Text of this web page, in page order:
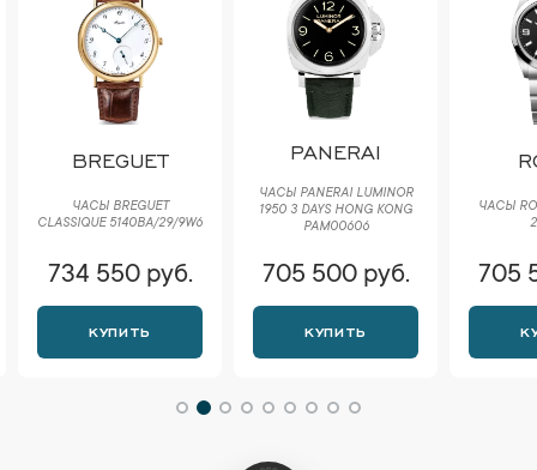
BREGUET
ЧАСЫ BREGUET
CLASSIQUE 5140BA/29/9W6
734 550 руб.
КУПИТЬ
PANERAI
ЧАСЫ PANERAI LUMINOR
1950 3 DAYS HONG KONG
PAM00606
705 500 руб.
КУПИТЬ
ЧАСЫ
705